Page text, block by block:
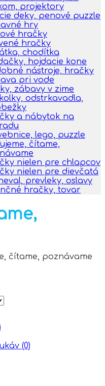
projektory
deky, penové puzzle
hry
hračky
hračky
chodítka
hojdacie kone
nástroje, hračky
pri vode
zábavy v zime
odstrkavadla,
a nábytok na
lego, puzzle
čítame,
nielen pre chlapcov
nielen pre dievčatá
prevleky, oslavy
hračky, tovar
čítame, poznávame
(0)